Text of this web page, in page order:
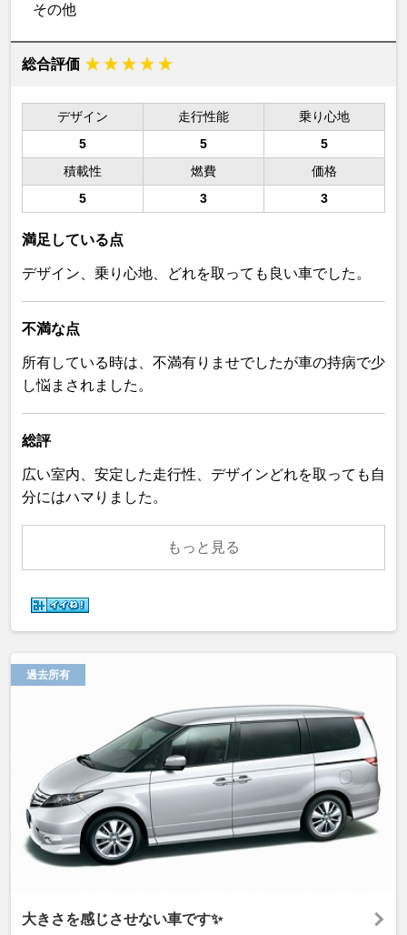
その他
総合評価
デザイン 走行性能
乗り心地
5
5
5
積載性
燃費
価格
5
3 3
満足している点
デザイン、乗り心地、どれを取っても良い車でした。
不満な点
所有している時は、不満有りませでしたが車の持病で少
し悩まされました。
総評
広い室内、安定した走行性、デザインどれを取っても自
分にはハマりました。
もっと見る
過去所有
大きさを感じさせない車です✨